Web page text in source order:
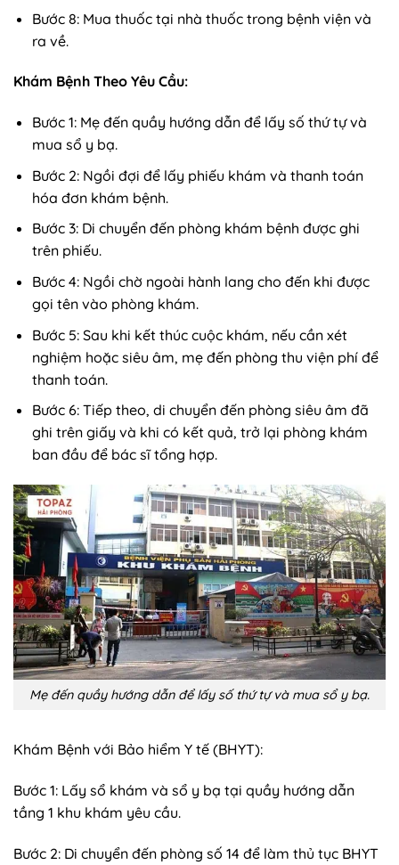
Bước 8: Mua thuốc tại nhà thuốc trong bệnh viện và
ra về.
Khám Bệnh Theo Yêu Cầu:
Bước 1: Mẹ đến quầy hướng dẫn để lấy số thứ tự và
mua sổ y bạ.
Bước 2: Ngồi đợi để lấy phiếu khám và thanh toán
hóa đơn khám bệnh.
Bước 3: Di chuyển đến phòng khám bệnh được ghi
trên phiếu.
Bước 4: Ngồi chờ ngoài hành lang cho đến khi được
gọi tên vào phòng khám.
Bước 5: Sau khi kết thúc cuộc khám, nếu cần xét
nghiệm hoặc siêu âm, mẹ đến phòng thu viện phí để
thanh toán.
Bước 6: Tiếp theo, di chuyển đến phòng siêu âm đã
ghi trên giấy và khi có kết quả, trở lại phòng khám
ban đầu để bác sĩ tổng hợp.
Mẹ đến quầy hướng dẫn để lấy số thứ tự và mua sổ y bạ.
Khám Bệnh với Bảo hiểm Y tế (BHYT):
Bước 1: Lấy sổ khám và sổ y bạ tại quầy hướng dẫn
tầng 1 khu khám yêu cầu.
Bước 2: Di chuyển đến phòng số 14 để làm thủ tục BHYT